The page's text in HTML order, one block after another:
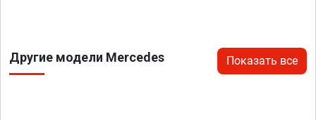
Другие модели Mercedes Показать все